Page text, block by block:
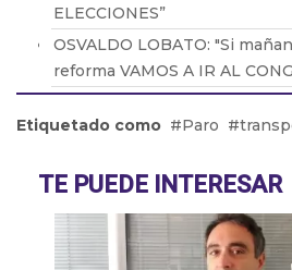
ELECCIONES”
OSVALDO LOBATO: "Si
reforma VAMOS A IR AL
política industrial es la que no
lucha de los trabajadores"
Martín Giannini: "La gente
bolsillo"
Etiquetado como Paro
TE PUEDE INTERESAR